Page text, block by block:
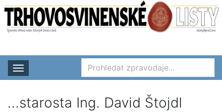
Rozbalit nabídku
...starosta Ing. David Štojdl